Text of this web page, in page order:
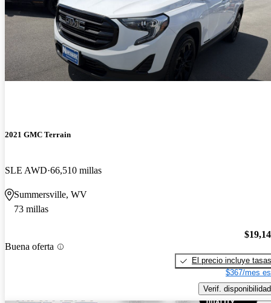
2021 GMC Terrain
SLE AWD 66,510 millas
Summersville, WV
73 millas
Buena oferta
El precio incluye tasas
$367/mes
Verif. disponibilidad